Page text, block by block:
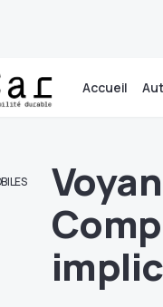
Accueil